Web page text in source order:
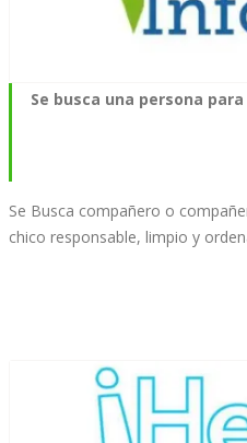
Se busca una persona
Se Busca compañero o
chico responsable, limpio y